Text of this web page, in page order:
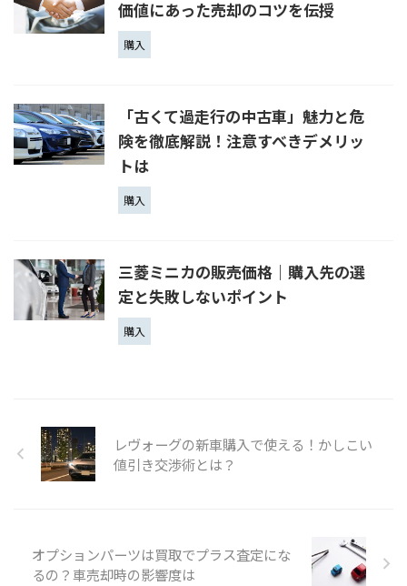
価値にあった売却のコツを伝授
購入
「古くて過走行の中古車」魅力と危
険を徹底解説！注意すべきデメリッ
トは
購入
三菱ミニカの販売価格｜購入先の選
定と失敗しないポイント
購入
レヴォーグの新車購入で使える！かしこい
値引き交渉術とは？
オプションパーツは買取でプラス査定にな
るの？車売却時の影響度は